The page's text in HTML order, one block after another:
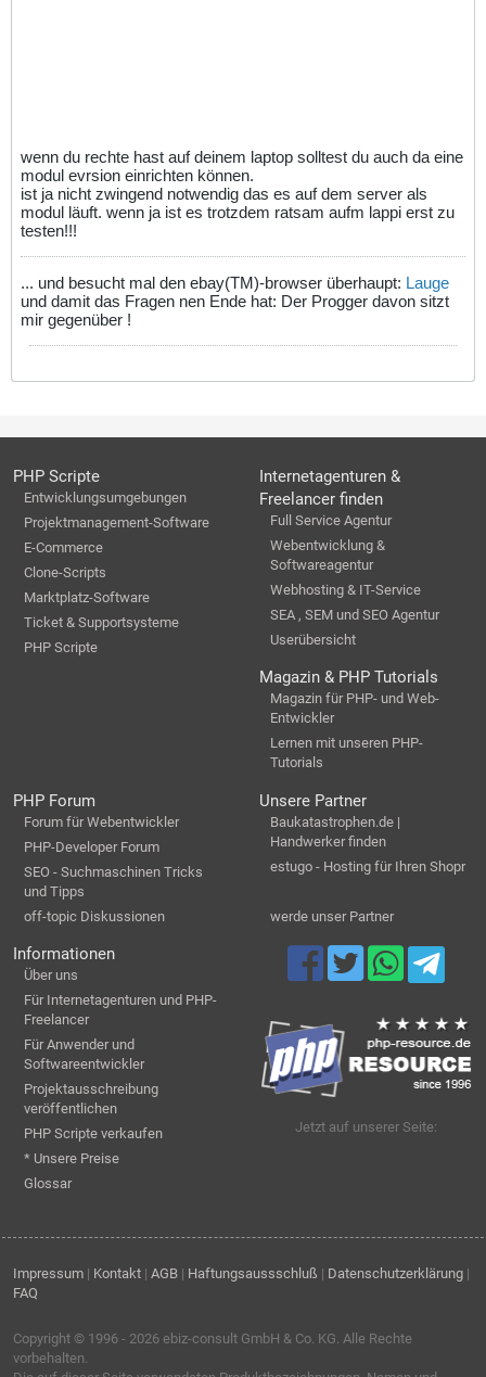
wenn du rechte hast auf deinem laptop solltest du auch da eine
modul evrsion einrichten können.
ist ja nicht zwingend notwendig das es auf dem server als
modul läuft. wenn ja ist es trotzdem ratsam aufm lappi erst zu
testen!!!
... und besucht mal den ebay(TM)-browser überhaupt: Lauge
und damit das Fragen nen Ende hat: Der Progger davon sitzt
mir gegenüber !
PHP Scripte
Entwicklungsumgebungen
Projektmanagement-Software
E-Commerce
Clone-Scripts
Marktplatz-Software
Ticket & Supportsysteme
PHP Scripte
Internetagenturen &
Freelancer finden
Full Service Agentur
Webentwicklung &
Softwareagentur
Webhosting & IT-Service
SEA , SEM und SEO Agentur
Userübersicht
Magazin & PHP Tutorials
Magazin für PHP- und Web-
Entwickler
Lernen mit unseren PHP-
Tutorials
PHP Forum
Forum für Webentwickler
PHP-Developer Forum
SEO - Suchmaschinen Tricks
und Tipps
off-topic Diskussionen
Unsere Partner
Baukatastrophen.de |
Handwerker finden
estugo - Hosting für Ihren Shopr
werde unser Partner
Informationen
Über uns
Für Internetagenturen und PHP-
Freelancer
Für Anwender und
Softwareentwickler
Projektausschreibung
veröffentlichen
PHP Scripte verkaufen
* Unsere Preise
Glossar
Jetzt auf unserer Seite:
Impressum | Kontakt | AGB | Haftungsaussschluß | Datenschutzerklärung |
FAQ
Copyright © 1996 - 2026 ebiz-consult GmbH & Co. KG . Alle Rechte
vorbehalten.